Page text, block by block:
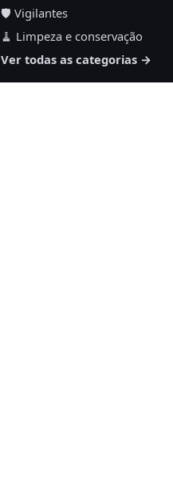
🛡️ Vigilantes
🧹 Limpeza e conservação
Ver todas as categorias →